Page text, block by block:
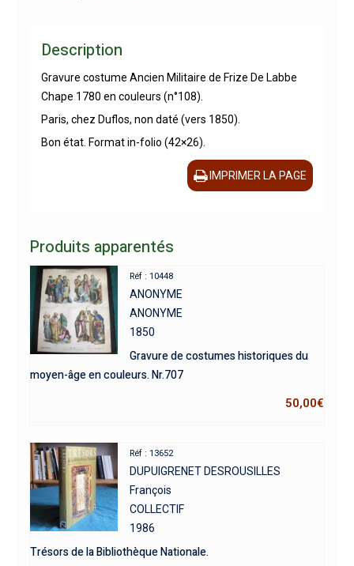
Description
Gravure costume Ancien Militaire de Frize De Labbe
Chape 1780 en couleurs (n°108).
Paris, chez Duflos, non daté (vers 1850).
Bon état. Format in-folio (42×26).
IMPRIMER LA PAGE
Produits apparentés
Réf : 10448
ANONYME
ANONYME
1850
Gravure de costumes historiques du
moyen-âge en couleurs. Nr.707
50,00€
Réf : 13652
DUPUIGRENET DESROUSILLES
François
COLLECTIF
1986
Trésors de la Bibliothèque Nationale.